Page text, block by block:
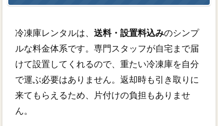
冷凍庫レンタルは、 送料・設置料込みのシンプ
ルな料金体系です。専門スタッフが自宅まで届
けて設置してくれるので、重たい冷凍庫を自分
で運ぶ必要はありません。返却時も引き取りに
来てもらえるため、片付けの負担もありませ
ん。